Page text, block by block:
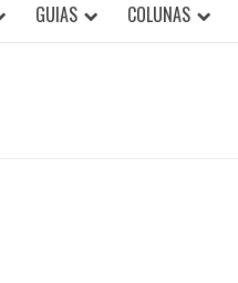
GUIAS COLUNAS